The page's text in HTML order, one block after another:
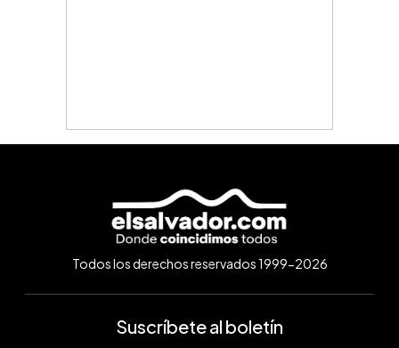
Todos los derechos reservados 1999-2026
Suscríbete al boletín